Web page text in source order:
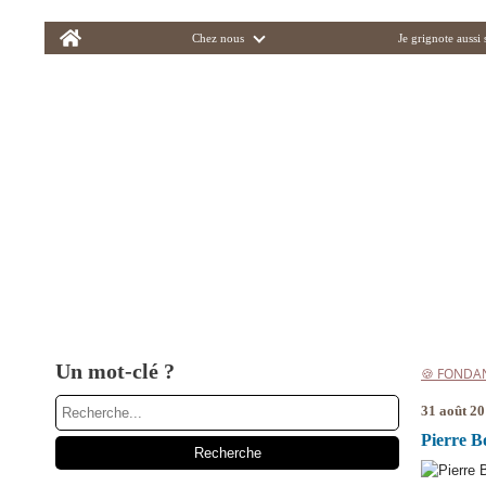
Home
Chez nous Je grignote
Un mot-clé ? 🍪
31 août
Pierre